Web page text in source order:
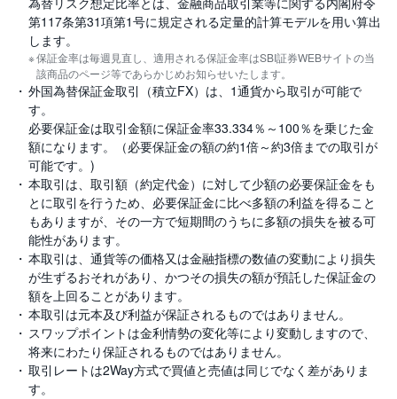
第117条第31項第1号に規定される定量的計算モデルを用い算出
します。
保証金率は毎週見直し、適用される保証金率はSBI証券WEBサイトの当
該商品のページ等であらかじめお知らせいたします。
外国為替保証金取引（積立FX）は、1通貨から取引が可能で
す。
必要保証金は取引金額に保証金率33.334％～100％を乗じた金
額になります。（必要保証金の額の約1倍～約3倍までの取引が
可能です。)
本取引は、取引額（約定代金）に対して少額の必要保証金をも
とに取引を行うため、必要保証金に比べ多額の利益を得ること
もありますが、その一方で短期間のうちに多額の損失を被る可
能性があります。
本取引は、通貨等の価格又は金融指標の数値の変動により損失
が生ずるおそれがあり、かつその損失の額が預託した保証金の
額を上回ることがあります。
本取引は元本及び利益が保証されるものではありません。
スワップポイントは金利情勢の変化等により変動しますので、
将来にわたり保証されるものではありません。
取引レートは2Way方式で買値と売値は同じでなく差がありま
す。